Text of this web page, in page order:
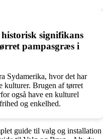
signifikans
pampasgræs i
Sydamerika, hvor det har
kulturer. Brugen af tørret
også have en kulturel
og enkelhed.
guide til valg og installation